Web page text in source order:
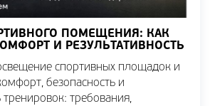
ПОМЕЩЕНИЯ: КАК
И РЕЗУЛЬТАТИВНОСТЬ
спортивных площадок и
безопасность и
тренировок: требования,